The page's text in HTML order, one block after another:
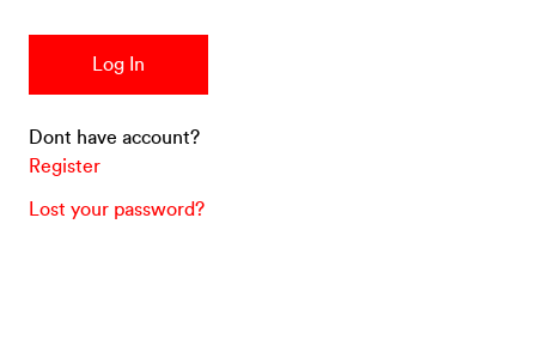
Dont have account?
Register
Lost your password?